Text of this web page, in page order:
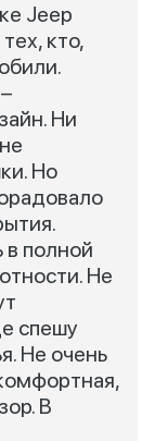
Jeep
кто,
Ни
Но
в полной
Не
спешу
Не очень
В